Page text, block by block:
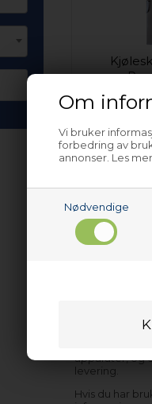
Om
Vi bruker
forbedring av
annonser. Les
Nødvendige
apparater, og
levering.
Hvis du har